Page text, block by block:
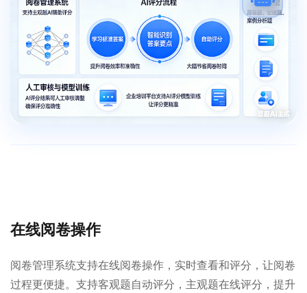
在线阅卷操作
阅卷管理系统支持在线阅卷操作，实时查看和评分，让阅卷
过程更便捷。支持客观题自动评分，主观题在线评分，提升